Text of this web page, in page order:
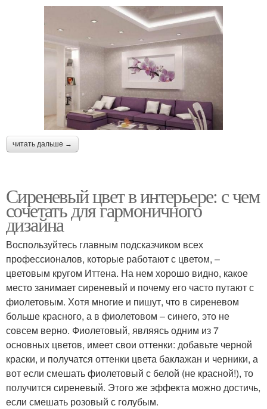
читать дальше →
Сиреневый цвет в интерьере: с чем
сочетать для гармоничного
дизайна
Воспользуйтесь главным подсказчиком всех
профессионалов, которые работают с цветом, –
цветовым кругом Иттена. На нем хорошо видно, какое
место занимает сиреневый и почему его часто путают с
фиолетовым. Хотя многие и пишут, что в сиреневом
больше красного, а в фиолетовом – синего, это не
совсем верно. Фиолетовый, являясь одним из 7
основных цветов, имеет свои оттенки: добавьте черной
краски, и получатся оттенки цвета баклажан и черники, а
вот если смешать фиолетовый с белой (не красной!), то
получится сиреневый. Этого же эффекта можно достичь,
если смешать розовый с голубым.